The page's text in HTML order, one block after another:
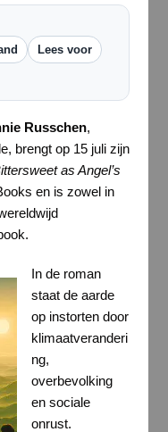
Lees voor
Russchen,
brengt op 15 juli zijn
as Angel’s
en is zowel in
In de roman
staat de aarde
op instorten door
klimaatveranderi
ng,
overbevolking
en sociale
onrust.